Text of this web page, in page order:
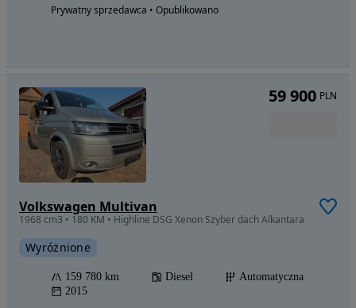
Prywatny sprzedawca • Opublikowano
Volkswagen Multivan
1968 cm3 • 180 KM • Highline DSG Xenon Szyber dach Alkantara
Wyróżnione
159 780 km Diesel
Automatyczna
2015
59 900 PLN